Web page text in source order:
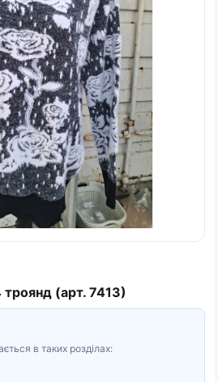
троянд (арт. 7413)
в таких розділах: